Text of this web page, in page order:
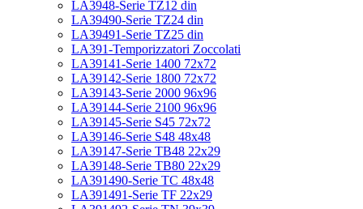
LA3948-Serie TZ12 din
LA39490-Serie TZ24 din
LA39491-Serie TZ25 din
LA391-Temporizzatori Zoccolati
LA39141-Serie 1400 72x72
LA39142-Serie 1800 72x72
LA39143-Serie 2000 96x96
LA39144-Serie 2100 96x96
LA39145-Serie S45 72x72
LA39146-Serie S48 48x48
LA39147-Serie TB48 22x29
LA39148-Serie TB80 22x29
LA391490-Serie TC 48x48
LA391491-Serie TF 22x29